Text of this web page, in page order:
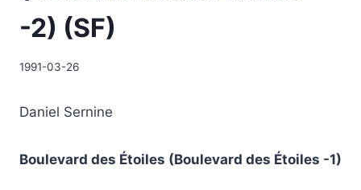
-2) (SF)
1991-03-26
Daniel Sernine
Boulevard des Étoiles (Boulevard des Étoiles -1)